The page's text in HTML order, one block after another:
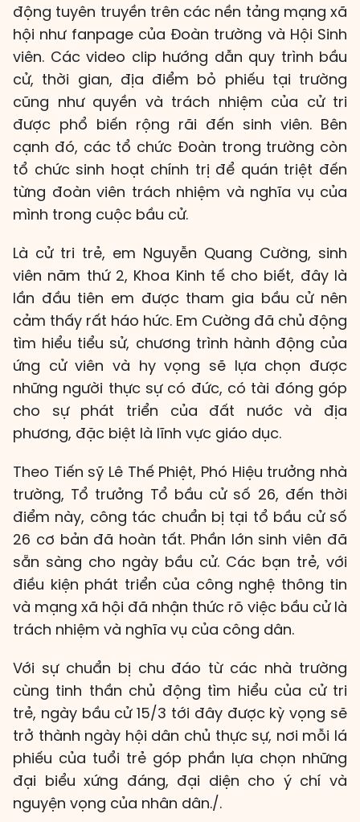
động tuyên truyền trên các nền tảng mạng xã
hội như fanpage của Đoàn trường và Hội Sinh
viên. Các video clip hướng dẫn quy trình bầu
cử, thời gian, địa điểm bỏ phiếu tại trường
cũng như quyền và trách nhiệm của cử tri
được phổ biến rộng rãi đến sinh viên. Bên
cạnh đó, các tổ chức Đoàn trong trường còn
tổ chức sinh hoạt chính trị để quán triệt đến
từng đoàn viên trách nhiệm và nghĩa vụ của
mình trong cuộc bầu cử.
Là cử tri trẻ, em Nguyễn Quang Cường, sinh
viên năm thứ 2, Khoa Kinh tế cho biết, đây là
lần đầu tiên em được tham gia bầu cử nên
cảm thấy rất háo hức. Em Cường đã chủ động
tìm hiểu tiểu sử, chương trình hành động của
ứng cử viên và hy vọng sẽ lựa chọn được
những người thực sự có đức, có tài đóng góp
cho sự phát triển của đất nước và địa
phương, đặc biệt là lĩnh vực giáo dục.
Theo Tiến sỹ Lê Thế Phiệt, Phó Hiệu trưởng nhà
trường, Tổ trưởng Tổ bầu cử số 26, đến thời
điểm này, công tác chuẩn bị tại tổ bầu cử số
26 cơ bản đã hoàn tất. Phần lớn sinh viên đã
sẵn sàng cho ngày bầu cử. Các bạn trẻ, với
điều kiện phát triển của công nghệ thông tin
và mạng xã hội đã nhận thức rõ việc bầu cử là
trách nhiệm và nghĩa vụ của công dân.
Với sự chuẩn bị chu đáo từ các nhà trường
cùng tinh thần chủ động tìm hiểu của cử tri
trẻ, ngày bầu cử 15/3 tới đây được kỳ vọng sẽ
trở thành ngày hội dân chủ thực sự, nơi mỗi lá
phiếu của tuổi trẻ góp phần lựa chọn những
đại biểu xứng đáng, đại diện cho ý chí và
nguyện vọng của nhân dân./.